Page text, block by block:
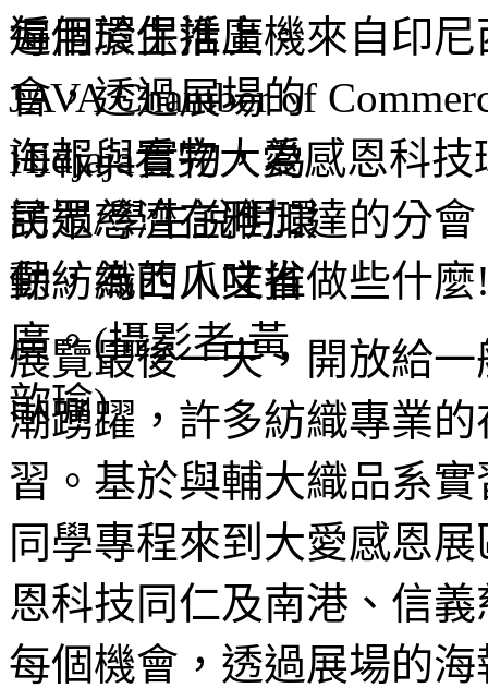
遍用於生活上。來自印
JAVA Chamber of
Hidjaja看完大愛感恩科
訪過慈濟在雅加達的分
動，為西爪哇省做些什麼
展覽最後一天，開放給
潮踴躍，許多紡織專業
習。基於與輔大織品系
同學專程來到大愛感恩
恩科技同仁及南港 、 信義
每個機會，透過展場的